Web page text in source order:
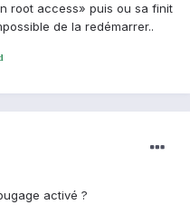
root access» puis ou sa finit
de la redémarrer..
activé ?